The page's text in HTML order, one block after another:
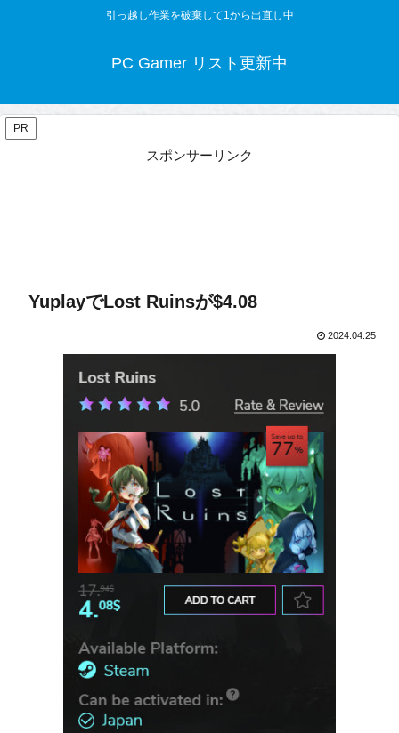
引っ越し作業を破棄して1から出直し中
PC Gamer リスト更新中
PR
スポンサーリンク
YuplayでLost Ruinsが$4.08
2024.04.25